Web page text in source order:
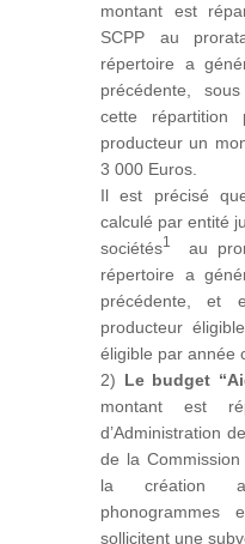
montant est
SCPP au
répertoire a
précédente,
cette répartition
producteur un
3 000 Euros.
Il est précisé
calculé par entité
sociétés1
au
répertoire a
précédente, et
producteur
éligible par année
2) Le budget
montant est
d’Administration
de la
la création
phonogrammes
sollicitent une